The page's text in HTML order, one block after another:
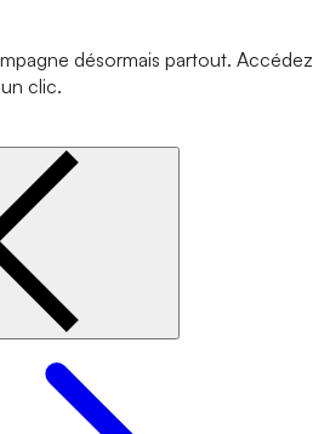
désormais partout. Accédez
clic.